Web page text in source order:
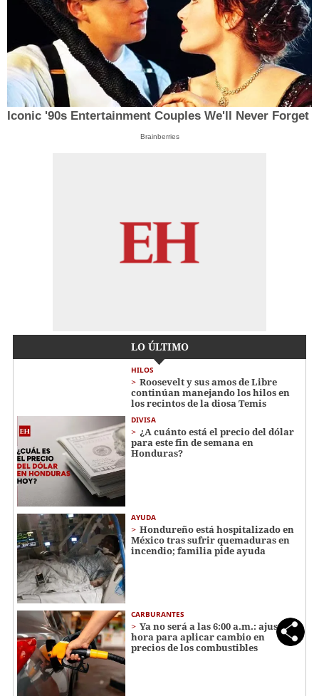
Iconic '90s Entertainment Couples We'll Never Forget
Brainberries
LO ÚLTIMO
HILOS
Roosevelt y sus amos de Libre
continúan manejando los hilos en
los recintos de la diosa Temis
DIVISA
¿A cuánto está el precio del dólar
para este fin de semana en
Honduras?
AYUDA
Hondureño está hospitalizado en
México tras sufrir quemaduras en
incendio; familia pide ayuda
CARBURANTES
Ya no será a las 6:00 a.m.: ajustan
hora para aplicar cambio en
precios de los combustibles